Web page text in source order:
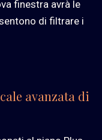
finestra avrà le
di filtrare i
avanzata di